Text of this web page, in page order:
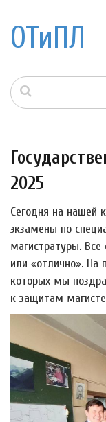
ОТиПЛ
2025
Сегодня на нашей
экзамены по
магистратуры.
или «отлично».
которых мы
к защитам